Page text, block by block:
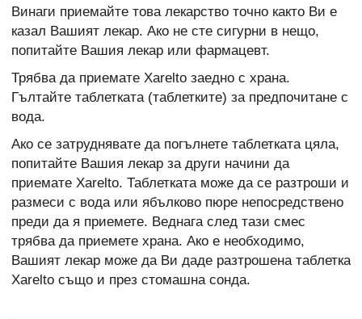
Винаги приемайте това лекарство точно както Ви е
казал Вашият лекар. Ако не сте сигурни в нещо,
попитайте Вашия лекар или фармацевт.
Трябва да приемате Xarelto заедно с храна.
Гълтайте таблетката (таблетките) за предпочитане с
вода.
Ако се затруднявате да погълнете таблетката цяла,
попитайте Вашия лекар за други начини да
приемате Xarelto. Таблетката може да се разтроши и
размеси с вода или ябълково пюре непосредствено
преди да я приемете. Веднага след тази смес
трябва да приемете храна. Ако е необходимо,
Вашият лекар може да Ви даде разтрошена таблетка
Xarelto също и през стомашна сонда.